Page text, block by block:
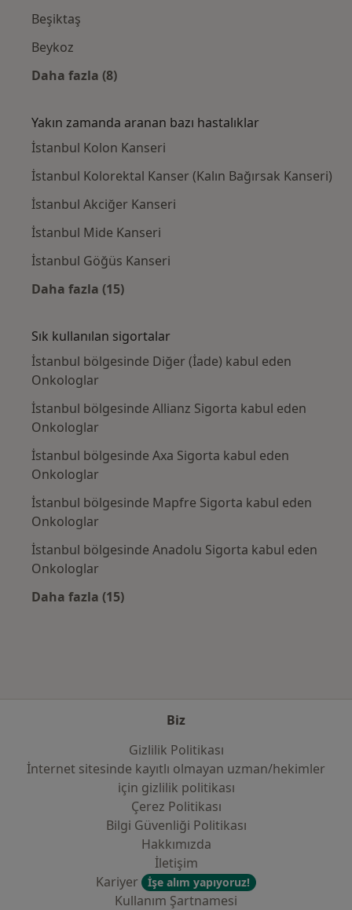
Beşiktaş
Beykoz
Daha fazla (8)
Yakın zamanda aranan bazı hastalıklar
İstanbul Kolon Kanseri
İstanbul Kolorektal Kanser (Kalın Bağırsak Kanseri)
İstanbul Akciğer Kanseri
İstanbul Mide Kanseri
İstanbul Göğüs Kanseri
Daha fazla (15)
Sık kullanılan sigortalar
İstanbul bölgesinde Diğer (İade) kabul eden
Onkologlar
İstanbul bölgesinde Allianz Sigorta kabul eden
Onkologlar
İstanbul bölgesinde Axa Sigorta kabul eden
Onkologlar
İstanbul bölgesinde Mapfre Sigorta kabul eden
Onkologlar
İstanbul bölgesinde Anadolu Sigorta kabul eden
Onkologlar
Daha fazla (15)
Biz
Gizlilik Politikası
İnternet sitesinde kayıtlı olmayan uzman/hekimler
i̇çin gizlilik politikası
Çerez Politikası
Bilgi Güvenliği Politikası
Hakkımızda
İletişim
Kariyer
İşe alım yapıyoruz!
Kullanım Şartnamesi